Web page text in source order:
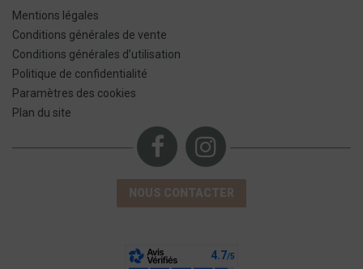
Mentions légales
Conditions générales de vente
Conditions générales d’utilisation
Politique de confidentialité
Paramètres des cookies
Plan du site
NOUS CONTACTER